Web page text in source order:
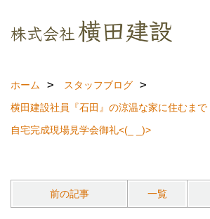
ホーム
スタッフブログ
横田建設社員『石田』の涼温な家に住むまで
自宅完成現場見学会御礼<(_ _)>
前の記事 一覧